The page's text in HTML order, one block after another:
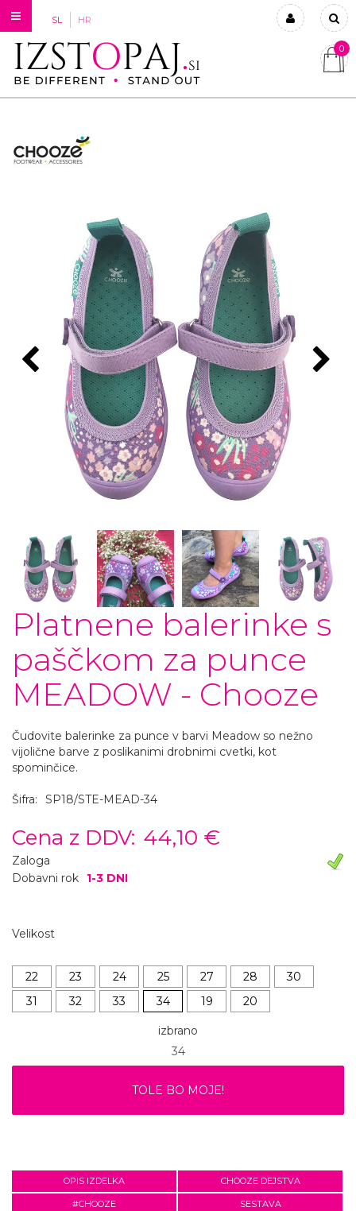
SL HR
Prijavi se
0
Platnene balerinke s
paščkom za punce
MEADOW - Chooze
Čudovite balerinke za punce v barvi Meadow so nežno
vijolične barve z poslikanimi drobnimi cvetki, kot
spominčice.
Šifra: SP18/STE-MEAD-34
Cena z DDV: 44,10 €
Zaloga
Dobavni rok
1-3 DNI
Velikost
22 23 24 25 27 28
30
31
32 33 34 19 20
izbrano
34
TOLE BO MOJE!
OPIS IZDELKA CHOOZE DEJSTVA
#CHOOZE SESTAVA